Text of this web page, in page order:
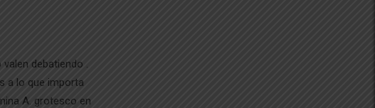
debatiendo .
a lo que importa
A. grotesco en